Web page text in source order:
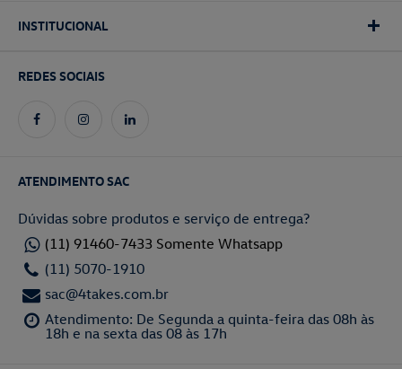
INSTITUCIONAL
REDES SOCIAIS
ATENDIMENTO SAC
Dúvidas sobre produtos e serviço de entrega?
(11) 91460-7433 Somente Whatsapp
(11) 5070-1910
sac@4takes.com.br
Atendimento: De Segunda a quinta-feira das 08h às
18h e na sexta das 08 às 17h